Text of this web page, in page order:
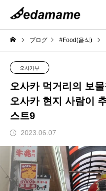
ブログ #Food(음식)
오사카부
오사카 먹거리의 보물
오사카 현지 사람이
스트9
2023.06.07